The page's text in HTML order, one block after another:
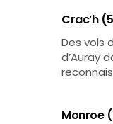
Crac’h
Des vols
d’Auray
Monroe